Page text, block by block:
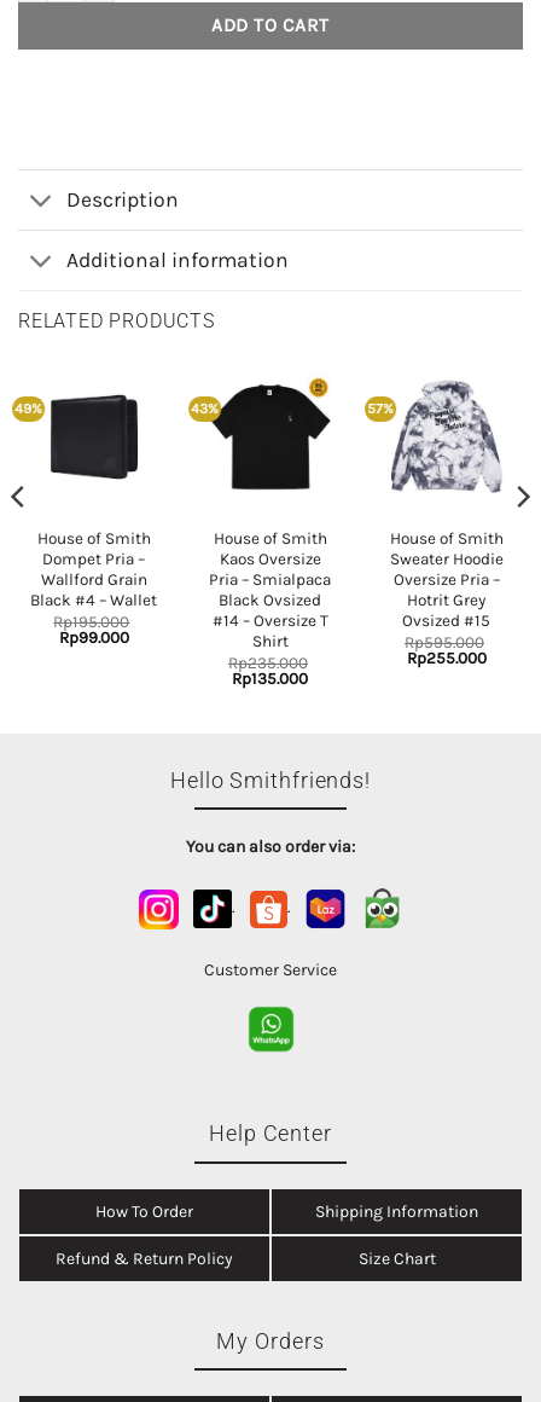
ADD TO CART
Description
Additional information
RELATED PRODUCTS
49%
House of Smith
Dompet Pria –
Wallford Grain
Black #4 – Wallet
Rp195.000
Original
price
Rp99.000Current
43%
House of Smith
Kaos Oversize
Pria – Smialpaca
Black Ovsized
#14 – Oversize T
Shirt
Rp235.000
Original
price
Rp135.000Current
57%
House of Smith
Sweater Hoodie
Oversize Pria –
Hotrit Grey
Ovsized #15
Rp595.000
Original
price
Rp255.000Current
Hello Smithfriends!
You can also order via:
. .
Customer Service
Help Center
How To Order Shipping Information
Refund & Return Policy Size Chart
My Orders